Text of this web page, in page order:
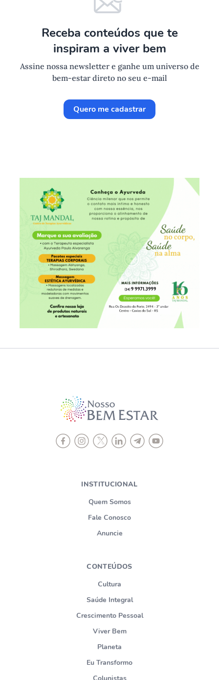
Receba conteúdos que te
inspiram a viver bem
Assine nossa newsletter e ganhe um universo de
bem-estar direto no seu e-mail
Quero me cadastrar
INSTITUCIONAL
Quem Somos
Fale Conosco
Anuncie
CONTEÚDOS
Cultura
Saúde Integral
Crescimento Pessoal
Viver Bem
Planeta
Eu Transformo